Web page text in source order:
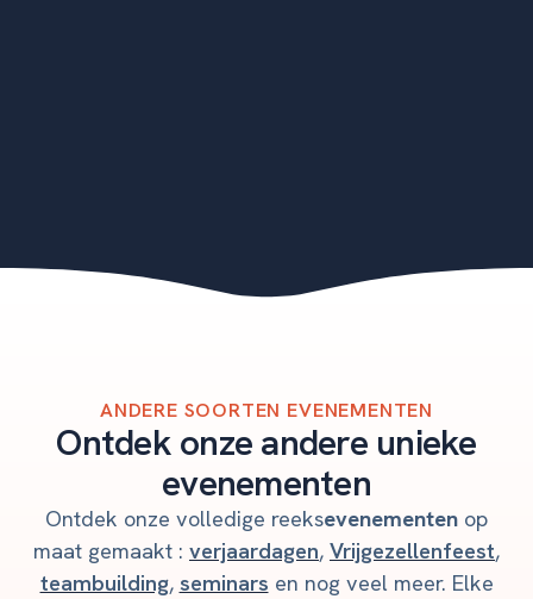
ANDERE SOORTEN EVENEMENTEN
Ontdek onze andere unieke
evenementen
Ontdek onze volledige reeksevenementen op
maat gemaakt : verjaardagen, Vrijgezellenfeest,
teambuilding, seminars en nog veel meer. Elke